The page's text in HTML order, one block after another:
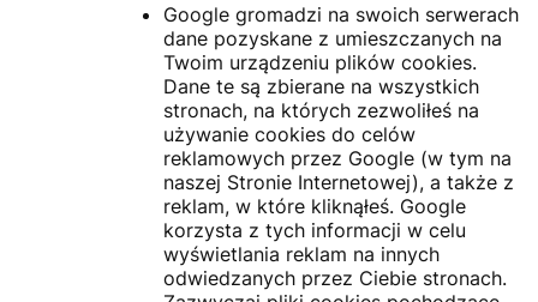
Google gromadzi na swoich serwerach
dane pozyskane z umieszczanych na
Twoim urządzeniu plików cookies.
Dane te są zbierane na wszystkich
stronach, na których zezwoliłeś na
używanie cookies do celów
reklamowych przez Google (w tym na
naszej Stronie Internetowej), a także z
reklam, w które kliknąłeś. Google
korzysta z tych informacji w celu
wyświetlania reklam na innych
odwiedzanych przez Ciebie stronach.